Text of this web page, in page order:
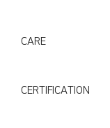
CARE
CERTIFICATION